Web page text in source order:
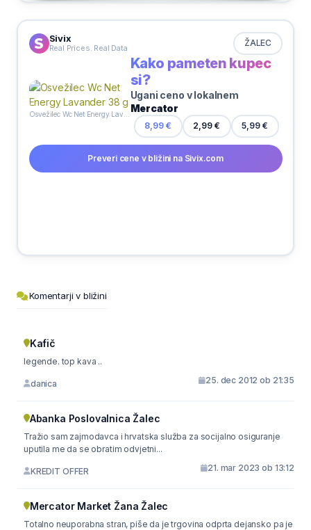
Sivix
Real Prices. Real Data ŽALEC
Kako pameten kupec
si?
Ugani ceno v lokalnem
Mercator
8,99 € 2,99 € 5,99 €
Preveri cene v bližini na Sivix.com
Komentarji v bližini
Kafič
legende. top kava ..
danica 25. dec 2012 ob 21:35
Abanka Poslovalnica Žalec
Tražio sam zajmodavca i hrvatska služba za socijalno osiguranje
uputila me da se obratim odvjetni...
KREDIT OFFER 21. mar 2023 ob 13:12
Mercator Market Žana Žalec
Totalno neuporabna stran, piše da je trgovina odprta dejansko pa je